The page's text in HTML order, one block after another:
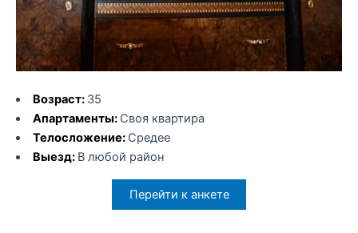
Возраст: 35
Апартаменты: Своя квартира
Телосложение: Средее
Выезд: В любой район
Перейти к анкете